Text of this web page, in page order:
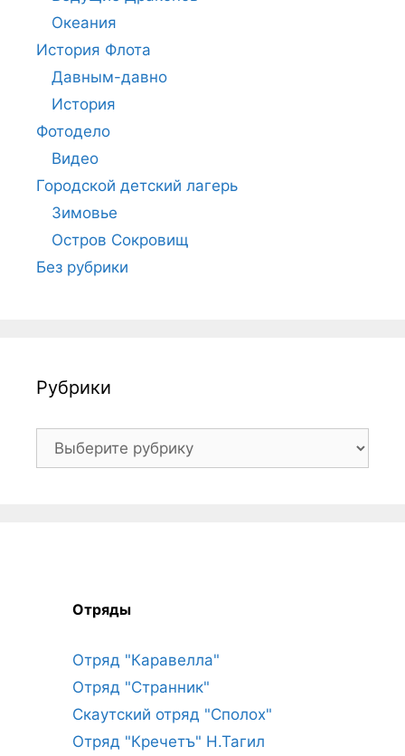
Океания
История Флота
Давным-давно
История
Фотодело
Видео
Городской детский лагерь
Зимовье
Остров Сокровищ
Без рубрики
Рубрики
Рубрики
Отряды
Отряд "Каравелла"
Отряд "Странник"
Скаутский отряд "Сполох"
Отряд "Кречетъ" Н.Тагил